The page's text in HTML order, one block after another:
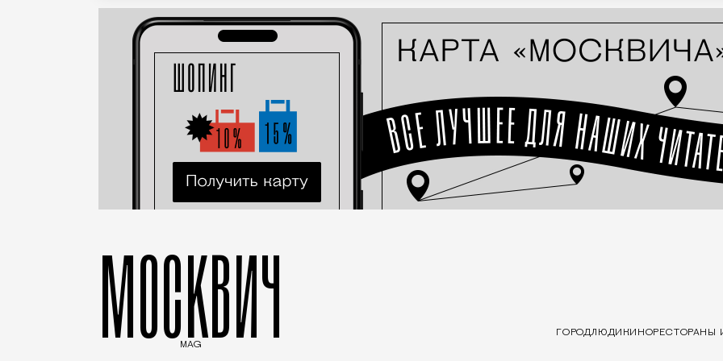
МОСКВИЧ
MAG
ГОРОДЛЮДИ КИНОРЕСТОРАНЫ